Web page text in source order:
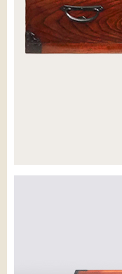
店舗休業日